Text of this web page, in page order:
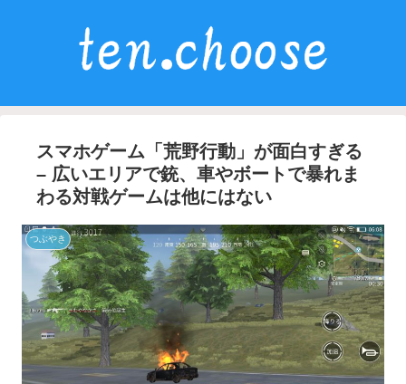
スマホゲーム「荒野行動」が面白すぎる
– 広いエリアで銃、車やボートで暴れま
わる対戦ゲームは他にはない
つぶやき